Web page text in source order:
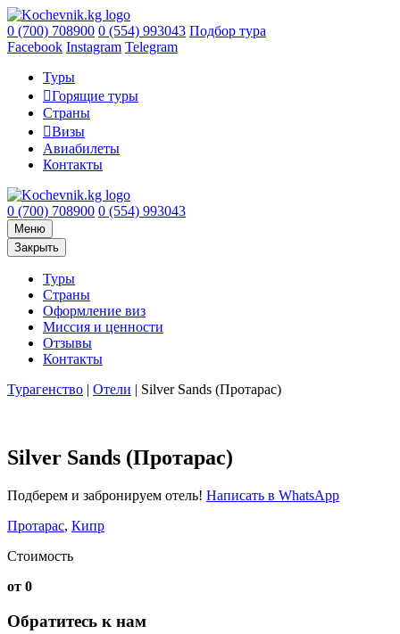
0 (700) 708900 0 (554) 993043 Подбор тура
Facebook Instagram Telegram
Туры
Горящие туры
Страны
Визы
Авиабилеты
Контакты
0 (700) 708900 0 (554) 993043
Меню
Закрыть
Туры
Страны
Оформление виз
Миссия и ценности
Отзывы
Контакты
Турагенство | Отели | Silver Sands (Протарас)
Silver Sands (Протарас)
Подберем и забронируем отель! Написать в WhatsApp
Протарас, Кипр
Стоимость
от 0
Обратитесь к нам